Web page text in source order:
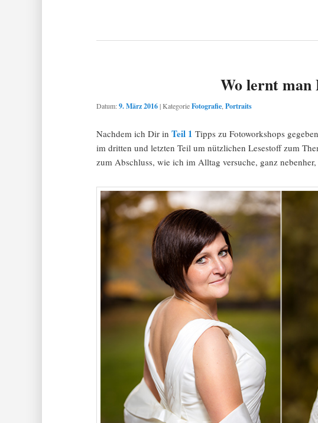
Wo lernt man
Datum:9. März 2016|KategorieFotografie,Portraits
Nachdem ich Dir inTeil 1 Tipps zu Fotoworkshops
im dritten und letzten Teil um nützlichen Lesestoff zum
zum Abschluss, wie ich im Alltag versuche, ganz